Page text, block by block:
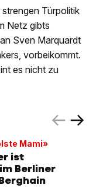
Türpolitik
Netz gibts
Sven Marquardt
vorbeikommt.
es nicht zu
Mami»
ist
Berliner